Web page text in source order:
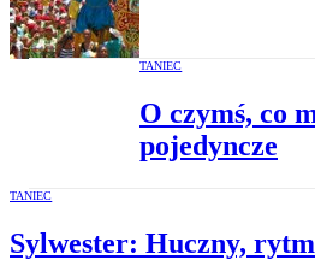
TANIEC
O czymś, co
pojedyncze
TANIEC
Sylwester: Huczny,